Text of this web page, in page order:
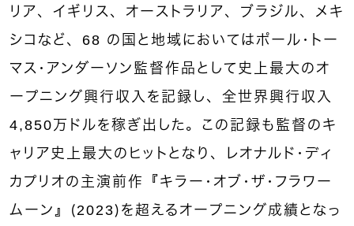
リア、イギリス、オーストラリア、ブラジル、メキ
シコなど、68 の国と地域においてはポール・トー
マス・アンダーソン監督作品として史上最大のオ
ープニング興行収入を記録し、全世界興行収入
4,850万ドルを稼ぎ出した。この記録も監督のキ
ャリア史上最大のヒットとなり、レオナルド・ディ
カプリオの主演前作『キラー・オブ・ザ・フラワー
ムーン』（2023）を超えるオープニング成績となっ